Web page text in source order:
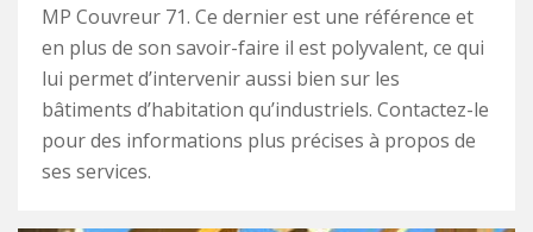
MP Couvreur 71. Ce dernier est une référence et
en plus de son savoir-faire il est polyvalent, ce qui
lui permet d’intervenir aussi bien sur les
bâtiments d’habitation qu’industriels. Contactez-le
pour des informations plus précises à propos de
ses services.